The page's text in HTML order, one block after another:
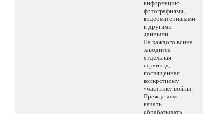
информацию
фотографиями,
видеоматериалами
и другими
данными.
На каждого воина
заводится
отдельная
страница,
посвященная
конкретному
участнику войны.
Прежде чем
начать
обрабатывать